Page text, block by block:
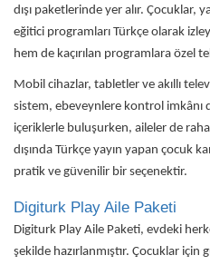
dışı paketlerinde yer alır. Çocuklar,
eğitici programları Türkçe olarak
hem de kaçırılan programlara özel
Mobil cihazlar, tabletler ve akıllı
sistem, ebeveynlere kontrol imkânı
içeriklerle buluşurken, aileler de
dışında Türkçe yayın yapan çocuk
pratik ve güvenilir bir seçenektir.
Digiturk Play Aile Paketi
Digiturk Play Aile Paketi, evdeki
şekilde hazırlanmıştır. Çocuklar